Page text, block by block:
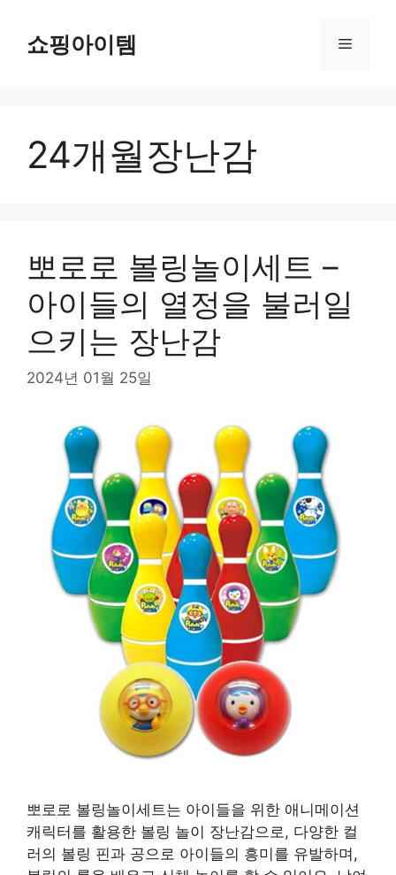
쇼핑아이템 메
24개월장난감
뽀로로 볼링놀이세트 –
아이들의 열정을 불러일
으키는 장난감
2024년 01월 25일
뽀로로 볼링놀이세트는 아이들을 위한 애니메이션
캐릭터를 활용한 볼링 놀이 장난감으로, 다양한 컬
러의 볼링 핀과 공으로 아이들의 흥미를 유발하며,